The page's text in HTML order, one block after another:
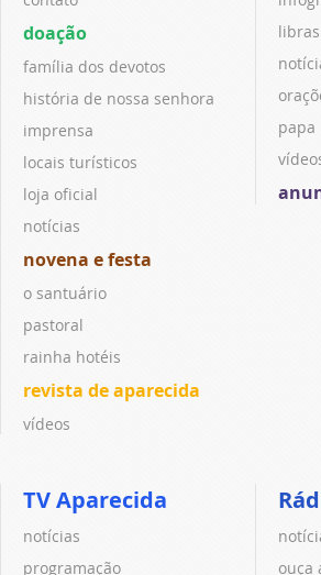
doação
família dos devotos
história de nossa senhora
imprensa
locais turísticos
loja oficial
notícias
novena e festa
o santuário
pastoral
rainha hotéis
revista de aparecida
vídeos
libras
papa
TV Aparecida
notícias
programação
ouça